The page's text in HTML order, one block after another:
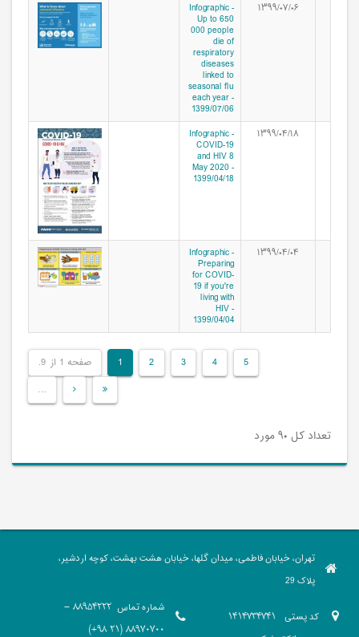
۱۳۹۹/۰۷/۰۶ Infographic -
Up to 650
000 people
die of
respiratory
diseases
linked to
seasonal flu
each year -
1399/07/06
۱۳۹۹/۰۴/۱۸
Infographic -
COVID-19
and HIV 8
May 2020 -
1399/04/18
۱۳۹۹/۰۴/۰۴ Infographic -
Preparing
for COVID-
19 if you're
living with
HIV -
1399/04/04
صفحه 1 از 9. 1 2 3 4
5
…
تعداد کل ۹۰ مورد
تهران، خیابان فاطمی، میدان گلها، خیابان هشت بهشت، کوچه اردشیر،
پلاک 29
کد پستی
شماره تماس
88954222 -
88970700 (21 98+)